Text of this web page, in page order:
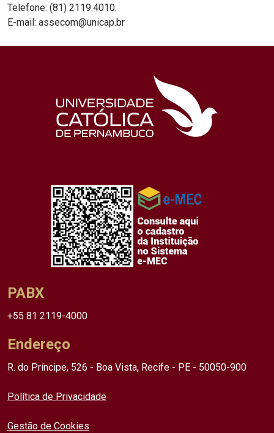
Telefone: (81) 2119.4010.
E-mail: assecom@unicap.br
PABX
+55 81 2119-4000
Endereço
R. do Príncipe, 526 - Boa Vista, Recife - PE - 50050-900
Política de Privacidade
Gestão de Cookies